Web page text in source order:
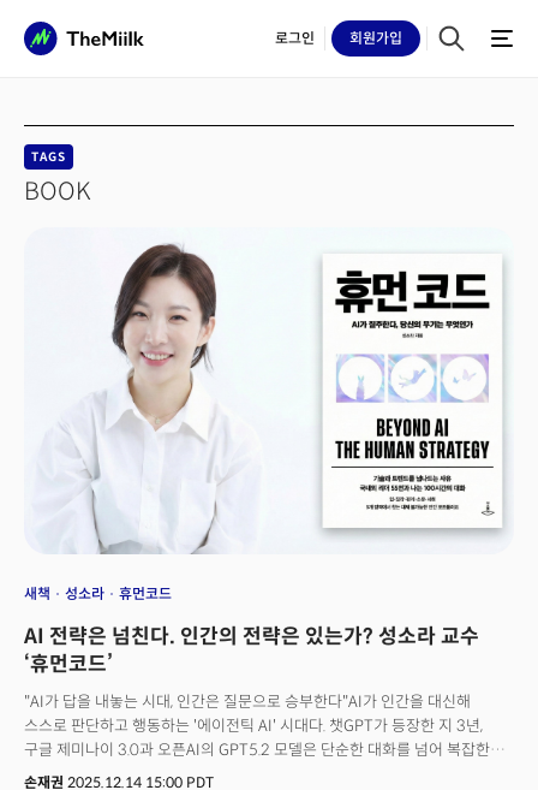
로그인 회원가입
TAGS
BOOK
새책 성소라 휴먼코드
AI 전략은 넘친다. 인간의 전략은 있는가? 성소라 교수
‘휴먼코드’
"AI가 답을 내놓는 시대, 인간은 질문으로 승부한다"AI가 인간을 대신해
스스로 판단하고 행동하는 '에이전틱 AI' 시대다. 챗GPT가 등장한 지 3년,
구글 제미나이 3.0과 오픈AI의 GPT5.2 모델은 단순한 대화를 넘어 복잡한
업무를 자율적으로 수행하는 단계에 진입했다. 이 전환점에서 성소라 전
손재권 2025.12.14 15:00 PDT